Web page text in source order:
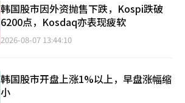
韩国股市因外资抛售下跌，Kospi跌破
6200点，Kosdaq亦表现疲软
2026-08-07 13:44:10
韩国股市开盘上涨1%以上，早盘涨幅缩
小